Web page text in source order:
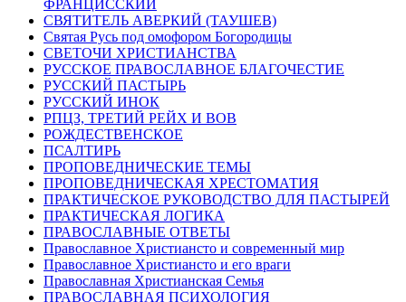
ФРАНЦИССКИЙ
СВЯТИТЕЛЬ АВЕРКИЙ (ТАУШЕВ)
Святая Русь под омофором Богородицы
СВЕТОЧИ ХРИСТИАНСТВА
РУССКОЕ ПРАВОСЛАВНОЕ БЛАГОЧЕСТИЕ
РУССКИЙ ПАСТЫРЬ
РУССКИЙ ИНОК
РПЦЗ, ТРЕТИЙ РЕЙХ И ВОВ
РОЖДЕСТВЕНСКОЕ
ПСАЛТИРЬ
ПРОПОВЕДНИЧЕСКИЕ ТЕМЫ
ПРОПОВЕДНИЧЕСКАЯ ХРЕСТОМАТИЯ
ПРАКТИЧЕСКОЕ РУКОВОДСТВО ДЛЯ ПАСТЫРЕЙ
ПРАКТИЧЕСКАЯ ЛОГИКА
ПРАВОСЛАВНЫЕ ОТВЕТЫ
Православное Христиансто и современный мир
Православное Христиансто и его враги
Православная Христианская Семья
ПРАВОСЛАВНАЯ ПСИХОЛОГИЯ